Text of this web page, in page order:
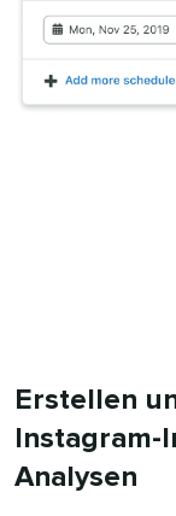
Erstellen
Analysen​​